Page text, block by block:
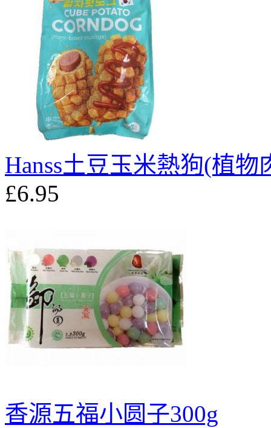
Hanss土豆玉米熱狗(植物
£6.95
香源五福小圆子300g